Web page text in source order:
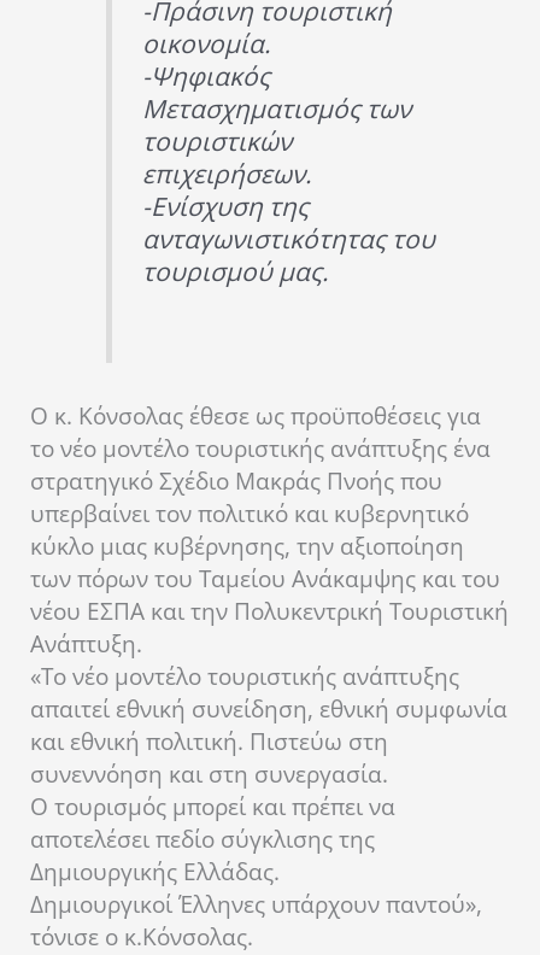
-Πράσινη τουριστική
οικονομία.
-Ψηφιακός
Μετασχηματισμός των
τουριστικών
επιχειρήσεων.
-Ενίσχυση της
ανταγωνιστικότητας του
τουρισμού μας.
Ο κ. Κόνσολας έθεσε ως προϋποθέσεις για
το νέο μοντέλο τουριστικής ανάπτυξης ένα
στρατηγικό Σχέδιο Μακράς Πνοής που
υπερβαίνει τον πολιτικό και κυβερνητικό
κύκλο μιας κυβέρνησης, την αξιοποίηση
των πόρων του Ταμείου Ανάκαμψης και του
νέου ΕΣΠΑ και την Πολυκεντρική Τουριστική
Ανάπτυξη.
«Το νέο μοντέλο τουριστικής ανάπτυξης
απαιτεί εθνική συνείδηση, εθνική συμφωνία
και εθνική πολιτική. Πιστεύω στη
συνεννόηση και στη συνεργασία.
Ο τουρισμός μπορεί και πρέπει να
αποτελέσει πεδίο σύγκλισης της
Δημιουργικής Ελλάδας.
Δημιουργικοί Έλληνες υπάρχουν παντού»,
τόνισε ο κ.Κόνσολας.